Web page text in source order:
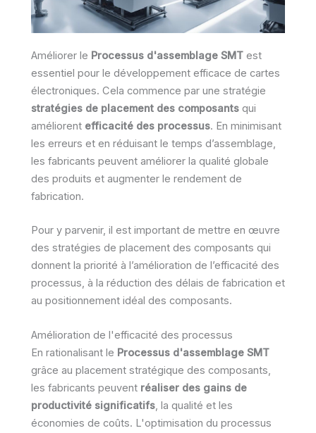
Améliorer le Processus d'assemblage SMT est
essentiel pour le développement efficace de cartes
électroniques. Cela commence par une stratégie
stratégies de placement des composants qui
améliorent efficacité des processus. En minimisant
les erreurs et en réduisant le temps d’assemblage,
les fabricants peuvent améliorer la qualité globale
des produits et augmenter le rendement de
fabrication.
Pour y parvenir, il est important de mettre en œuvre
des stratégies de placement des composants qui
donnent la priorité à l’amélioration de l’efficacité des
processus, à la réduction des délais de fabrication et
au positionnement idéal des composants.
Amélioration de l'efficacité des processus
En rationalisant le Processus d'assemblage SMT
grâce au placement stratégique des composants,
les fabricants peuvent réaliser des gains de
productivité significatifs, la qualité et les
économies de coûts. L'optimisation du processus